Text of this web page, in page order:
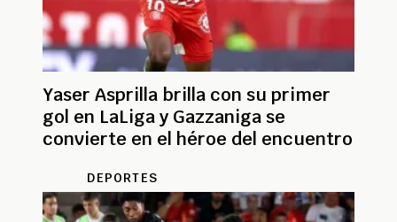
Yaser Asprilla brilla con su primer
gol en LaLiga y Gazzaniga se
convierte en el héroe del encuentro
DEPORTES